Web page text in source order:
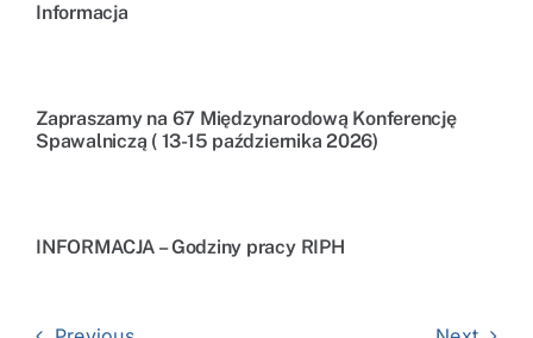
Informacja
Zapraszamy na 67 Międzynarodową Konferencję
Spawalniczą ( 13-15 października 2026)
INFORMACJA – Godziny pracy RIPH